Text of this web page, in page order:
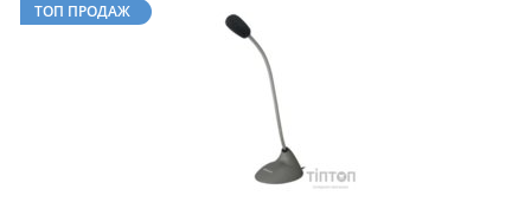
ТОП ПРОДАЖ